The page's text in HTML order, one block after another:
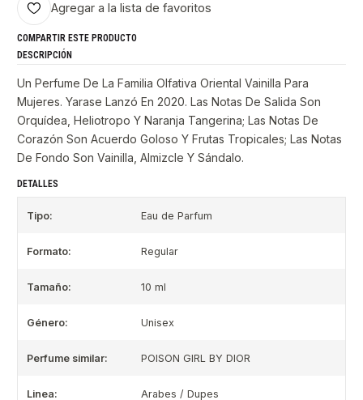
Agregar a la lista de favoritos
COMPARTIR ESTE PRODUCTO
DESCRIPCIÓN
Un Perfume De La Familia Olfativa Oriental Vainilla Para
Mujeres. Yarase Lanzó En 2020. Las Notas De Salida Son
Orquídea, Heliotropo Y Naranja Tangerina; Las Notas De
Corazón Son Acuerdo Goloso Y Frutas Tropicales; Las Notas
De Fondo Son Vainilla, Almizcle Y Sándalo.
DETALLES
Tipo: Eau de Parfum
Formato: Regular
Tamaño: 10 ml
Género: Unisex
Perfume similar: POISON GIRL BY DIOR
Linea: Arabes / Dupes